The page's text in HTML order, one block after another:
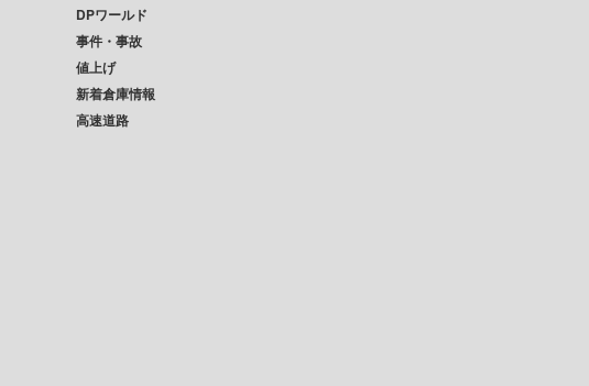
DPワールド
事件・事故
値上げ
新着倉庫情報
高速道路